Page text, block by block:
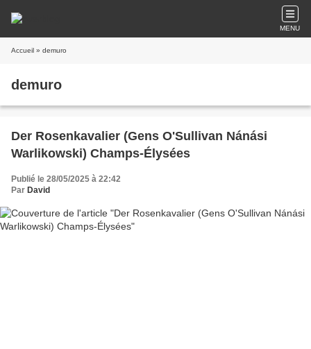
MENU
Accueil » demuro
demuro
Der Rosenkavalier (Gens O'Sullivan Nánási
Warlikowski) Champs-Élysées
Publié le 28/05/2025 à 22:42
Par David